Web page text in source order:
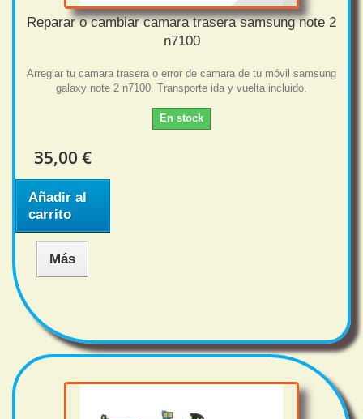
Reparar o cambiar camara trasera samsung note 2
n7100
Arreglar tu camara trasera o error de camara de tu móvil samsung
galaxy note 2 n7100. Transporte ida y vuelta incluido.
En stock
35,00 €
Añadir al
carrito
Más